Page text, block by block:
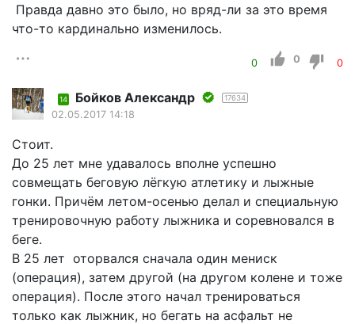
Правда давно это было, но вряд-ли за это время
что-то кардинально изменилось.
0 0 0
14 Бойков Александр 17634
02.05.2017 14:18
Стоит.
До 25 лет мне удавалось вполне успешно
совмещать беговую лёгкую атлетику и лыжные
гонки. Причём летом-осенью делал и специальную
тренировочную работу лыжника и соревновался в
беге.
В 25 лет оторвался сначала один мениск
(операция), затем другой (на другом колене и тоже
операция). После этого начал тренироваться
только как лыжник, но бегать на асфальт не